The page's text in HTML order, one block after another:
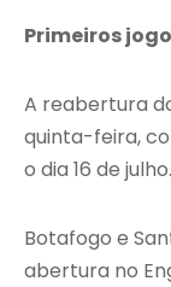
Primeiros
A reabertura
quinta-feira,
o dia 16 de julho.
Botafogo e
abertura no